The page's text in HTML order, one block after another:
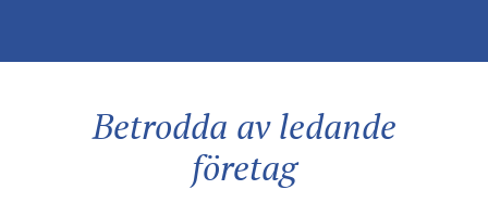
Betrodda av ledande
företag